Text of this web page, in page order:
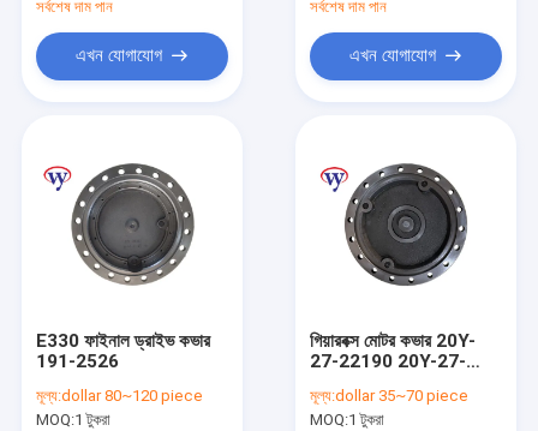
সর্বশেষ দাম পান
এখন যোগাযোগ
সর্বশেষ দাম পান
এখন যোগাযোগ
E330 ফাইনাল ড্রাইভ কভার
191-2526
মূল্য:dollar 80~120 piece
MOQ:1 টুকরা
গিয়ারবক্স মোটর কভার 20Y-
27-22190 20Y-27-
মূল্য:dollar 35~70 piece
MOQ:1 টুকরা